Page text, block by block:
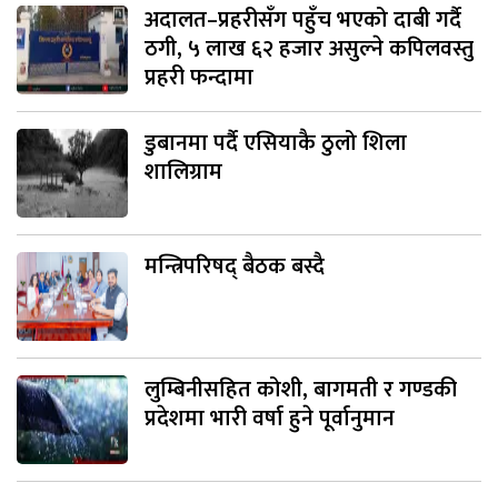
अदालत–प्रहरीसँग पहुँच भएको दाबी गर्दै
ठगी, ५ लाख ६२ हजार असुल्ने कपिलवस्तु
प्रहरी फन्दामा
डुबानमा पर्दै एसियाकै ठुलो शिला
शालिग्राम
मन्त्रिपरिषद् बैठक बस्दै
लुम्बिनीसहित कोशी, बागमती र गण्डकी
प्रदेशमा भारी वर्षा हुने पूर्वानुमान